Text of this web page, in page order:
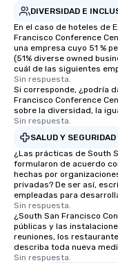
DIVERSIDAD E
En el caso de hoteles de
Francisco Conference
una empresa cuyo 51 %
(51% diverse owned
cuál de las siguientes
Sin respuesta.
Si corresponde, ¿podría
Francisco Conference
sobre la diversidad, la
Sin respuesta.
SALUD Y SEGURIDAD
¿Las prácticas de South
formularon de acuerdo
hechas por
privadas? De ser así,
empleadas para
Sin respuesta.
¿South San Francisco
públicas y las
reuniones, los
describa toda nueva
Sin respuesta.